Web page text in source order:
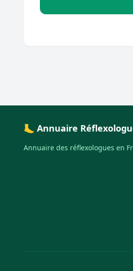
🦶 Annuaire
Annuaire des réflexologues en